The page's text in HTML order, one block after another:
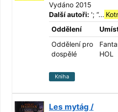
Vydáno 2015
Další autoři: '; “...
Oddělení
Oddělení pro
dospělé
HOL
Kniha
Les mytág /